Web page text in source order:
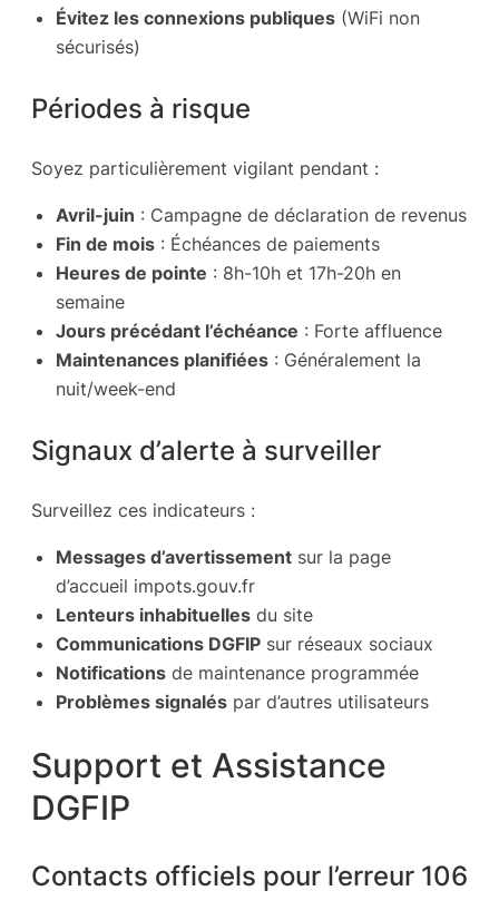
Évitez les connexions publiques (WiFi non
sécurisés)
Périodes à risque
Soyez particulièrement vigilant pendant :
Avril-juin : Campagne de déclaration de revenus
Fin de mois : Échéances de paiements
Heures de pointe : 8h-10h et 17h-20h en
semaine
Jours précédant l’échéance : Forte affluence
Maintenances planifiées : Généralement la
nuit/week-end
Signaux d’alerte à surveiller
Surveillez ces indicateurs :
Messages d’avertissement sur la page
d’accueil impots.gouv.fr
Lenteurs inhabituelles du site
Communications DGFIP sur réseaux sociaux
Notifications de maintenance programmée
Problèmes signalés par d’autres utilisateurs
Support et Assistance
DGFIP
Contacts officiels pour l’erreur 106